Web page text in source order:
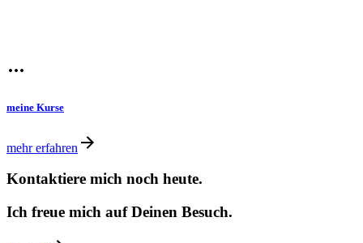
meine Kurse
mehr erfahren
Kontaktiere mich noch heute.
Ich freue mich auf Deinen Besuch.